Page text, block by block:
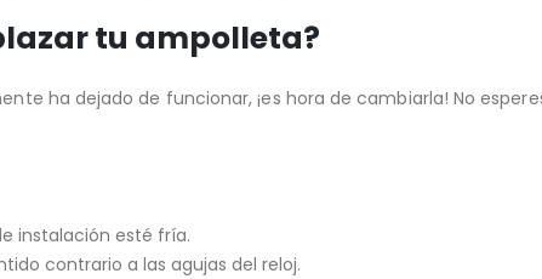
tu ampolleta?
ha dejado de funcionar, ¡es hora de cambiarla! No
instalación esté fría.
contrario a las agujas del reloj.